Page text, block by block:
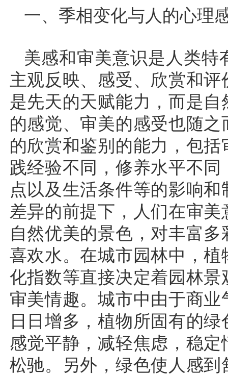
一、季相变化与人的心理
美感和审美意识是人类
主观反映、感受、欣赏和
是先天的天赋能力，而是
的感觉、审美的感受也随
的欣赏和鉴别的能力，包
践经验不同，修养水平不
点以及生活条件等的影响
差异的前提下，人们在审
自然优美的景色，对丰富
喜欢水。在城市园林中，
化指数等直接决定着园林
审美情趣。城市中由于商
日日增多，植物所固有的
感觉平静，减轻焦虑，稳
松驰。另外，绿色使人感